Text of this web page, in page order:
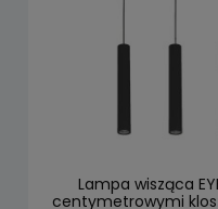
Lampa wisząca
centymetrowymi